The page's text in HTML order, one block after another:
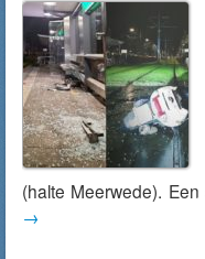
(halte Meerwede).
→